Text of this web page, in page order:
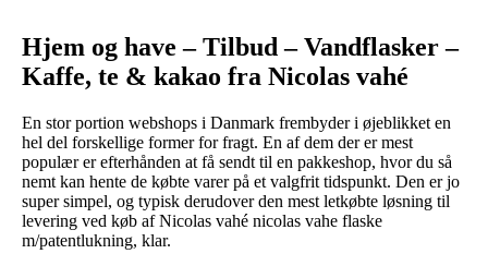
Hjem og have – Tilbud – Vandflasker –
Kaffe, te & kakao fra Nicolas vahé
En stor portion webshops i Danmark frembyder i øjeblikket en
hel del forskellige former for fragt. En af dem der er mest
populær er efterhånden at få sendt til en pakkeshop, hvor du så
nemt kan hente de købte varer på et valgfrit tidspunkt. Den er jo
super simpel, og typisk derudover den mest letkøbte løsning til
levering ved køb af Nicolas vahé nicolas vahe flaske
m/patentlukning, klar.